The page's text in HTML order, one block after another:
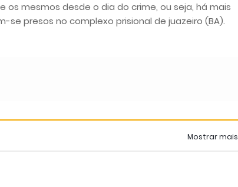
mesmos desde o dia do crime, ou seja, há mais
presos no complexo prisional de juazeiro (BA).
Mostrar mais